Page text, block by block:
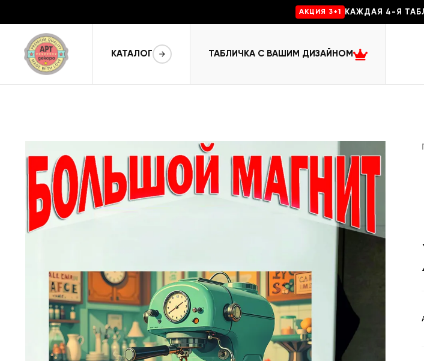
AKЦИЯ 3+1 КАЖДАЯ 4-Я
КАТАЛОГ ТАБЛИЧКА С ВАШИМ ДИЗАЙНОМ